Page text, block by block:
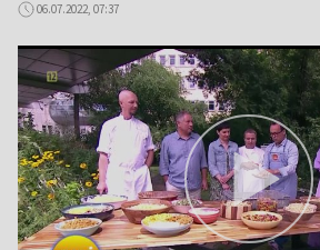
06.07.2022, 07:37